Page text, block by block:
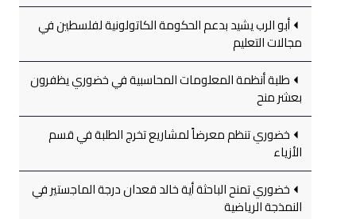
أبو الرب يشيد بدعم الحكومة الكاتولونية لفلسطين في
مجالات التعليم
طلبة أنظمة المعلومات المحاسبية في خضوري يظفرون
بعشر منح
خضوري تنظم معرضاً لمشاريع تخرج الطلبة في قسم
الأزياء
خضوري تمنح الباحثة أية خالد قعدان درجة الماجستير في
النمذجة الرياضية